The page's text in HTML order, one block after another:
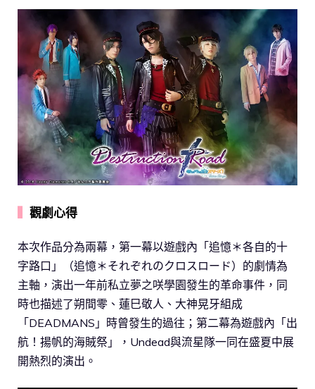
觀劇心得
本次作品分為兩幕，第一幕以遊戲內「追憶＊各自的十
字路口」（追憶＊それぞれのクロスロード）的劇情為
主軸，演出一年前私立夢之咲學園發生的革命事件，同
時也描述了朔間零、蓮巳敬人、大神晃牙組成
「DEADMANS」時曾發生的過往；第二幕為遊戲內「出
航！揚帆的海賊祭」，Undead與流星隊一同在盛夏中展
開熱烈的演出。